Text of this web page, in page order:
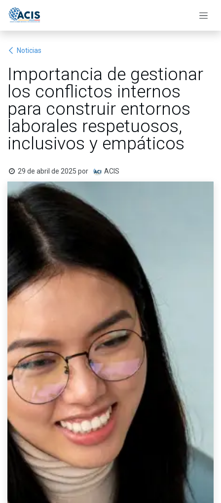
Noticias
Importancia de gestionar
los conflictos internos
para construir entornos
laborales respetuosos,
inclusivos y empáticos
29 de abril de 2025 por ACIS